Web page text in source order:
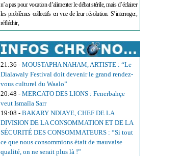
n’a pas pour vocation d’alimenter le débat stérile, mais d’éclairer
les problèmes collectifs en vue de leur résolution. S’interroger,
réfléchir,
21:36 - MOUSTAPHA NAHAM, ARTISTE : “Le
Dialawaly Festival doit devenir le grand rendez-
vous culturel du Waalo”
20:48 - MERCATO DES LIONS : Fenerbahçe
veut Ismaïla Sarr
19:08 - BAKARY NDIAYE, CHEF DE LA
DIVISION DE LA CONSOMMATION ET DE LA
SÉCURITÉ DES CONSOMMATEURS : “Si tout
ce que nous consommions était de mauvaise
qualité, on ne serait plus là !”